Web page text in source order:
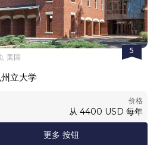
5
, 美国
立大学
价格
从 4400 USD 每年
更多 按钮